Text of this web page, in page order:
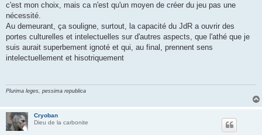
c'est mon choix, mais ca n'est qu'un moyen de créer du jeu pas une
nécessité.
Au demeurant, ça souligne, surtout, la capacité du JdR a ouvrir des
portes culturelles et intelectuelles sur d'autres aspects, que l'athé que je
suis aurait superbement ignoté et qui, au final, prennent sens
intelectuellement et hisotriquement
Plurima leges, pessima republica
Cryoban
Dieu de la carbonite